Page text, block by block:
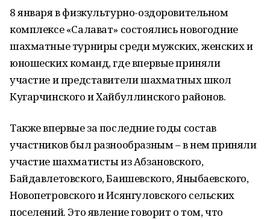
8 января в физкультурно-оздоровительном
комплексе «Салават» состоялись новогодние
шахматные турниры среди мужских, женских и
юношеских команд, где впервые приняли
участие и представители шахматных школ
Кугарчинского и Хайбуллинского районов.
Также впервые за последние годы состав
участников был разнообразным – в нем приняли
участие шахматисты из Абзановского,
Байдавлетовского, Баишевского, Яныбаевского,
Новопетровского и Исянгуловского сельских
поселений. Это явление говорит о том, что